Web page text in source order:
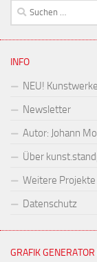
Suchen
nach:
INFO
NEU!
Newsletter
Autor: Johann
Über
Weitere Projekte
Datenschutz
GRAFIK